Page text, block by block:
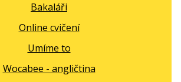
Bakaláři
Online cvičení
Umíme to
Wocabee - angličtina